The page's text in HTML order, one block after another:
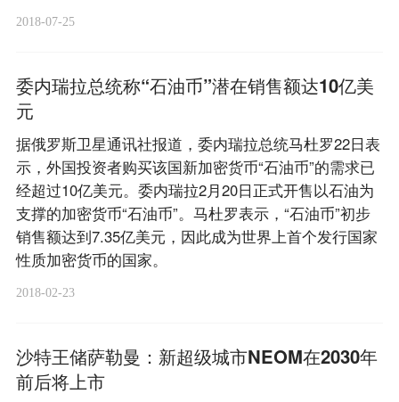
2018-07-25
委内瑞拉总统称“石油币”潜在销售额达10亿美
元
据俄罗斯卫星通讯社报道，委内瑞拉总统马杜罗22日表
示，外国投资者购买该国新加密货币“石油币”的需求已
经超过10亿美元。委内瑞拉2月20日正式开售以石油为
支撑的加密货币“石油币”。马杜罗表示，“石油币”初步
销售额达到7.35亿美元，因此成为世界上首个发行国家
性质加密货币的国家。
2018-02-23
沙特王储萨勒曼：新超级城市NEOM在2030年
前后将上市